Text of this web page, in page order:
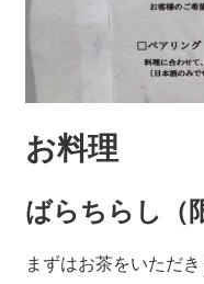
お料理
ばらちらし（
まずはお茶をいただき